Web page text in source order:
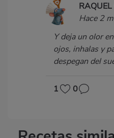
Hace 2
Y deja un olor
ojos, inhalas y
despegan del
1 0